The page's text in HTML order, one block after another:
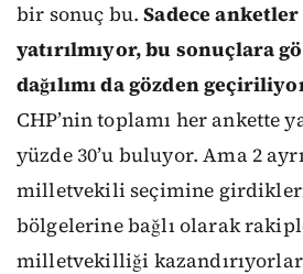
bir sonuç bu.Sadece
yatırılmıyor, bu sonuçlara
dağılımı da gözden
CHP’nin toplamı her ankette
yüzde 30’u buluyor. Ama 2
milletvekili seçimine
bölgelerine bağlı olarak
milletvekilliği